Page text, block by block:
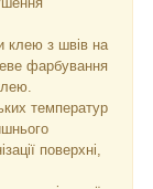
клею з швів на
фарбування
температур
поверхні,